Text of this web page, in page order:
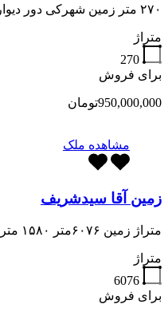
۲۷۰ متر زمین شهرکی دور دیوار بر جاده اصلی داخل…
متراژ
270
برای فروش
950,000,000تومان
مشاهده ملک
زمین آقا سیدشریف
متراژ زمین ۶۰۷۶متر ۱۵۸۰ متر کاربری مسکونی با استعلام بنیاد…
متراژ
6076
برای فروش